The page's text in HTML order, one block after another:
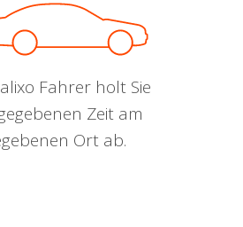
Fahrer holt Sie
Zeit am
Ort ab.